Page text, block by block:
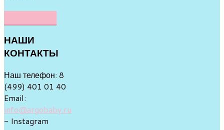
НАШИ
КОНТАКТЫ
Наш телефон: 8
(499) 401 01 40
Email:
info@argobaby.ru
- Instagram